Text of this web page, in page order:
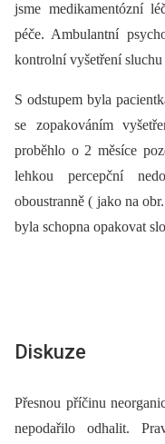
jsme medikamentózní
péče. Ambulantní
kontrolní vyšetření
S odstupem byla
se zopakováním
proběhlo o 2 měsíce
lehkou percepční
oboustranně ( jako na
byla schopna opakovat
Diskuze
Přesnou příčinu
nepodařilo odhalit.